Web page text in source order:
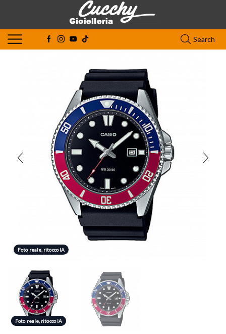
Search
Foto reale, ritocco IA
Foto reale, ritocco IA
Foto reale, ritocco IA